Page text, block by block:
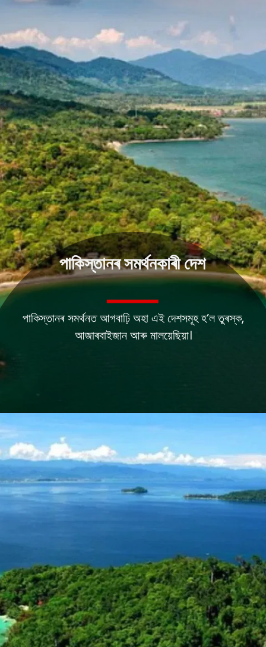
পাকিস্তানৰ সমৰ্থনত আগবাঢ়ি অহা এই দেশসমূহ হ’ল তুৰস্ক,
আজাৰবাইজান আৰু মালয়েছিয়া।
পাকিস্তানৰ সমৰ্থনকাৰী দেশ